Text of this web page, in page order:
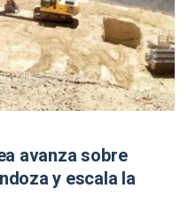
avanza sobre
y escala la